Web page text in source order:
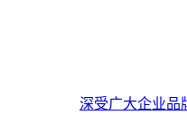
深受广大企业品